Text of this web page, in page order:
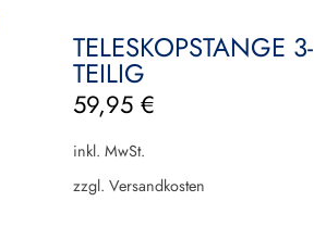
TELESKOPSTANGE 3-
TEILIG
59,95€
inkl. MwSt.
zzgl.Versandkosten